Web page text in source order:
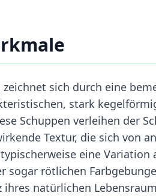
sich durch eine
stark
Schuppen verleihen der
Textur, die sich von
eine Variation
rötlichen
natürlichen